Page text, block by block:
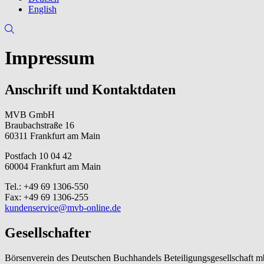
English
Impressum
Anschrift und Kontaktdaten
MVB GmbH
Braubachstraße 16
60311 Frankfurt am Main
Postfach 10 04 42
60004 Frankfurt am Main
Tel.: +49 69 1306-550
Fax: +49 69 1306-255
kundenservice@mvb-online.de
Gesellschafter
Börsenverein des Deutschen Buchhandels Beteiligungsgesellschaft